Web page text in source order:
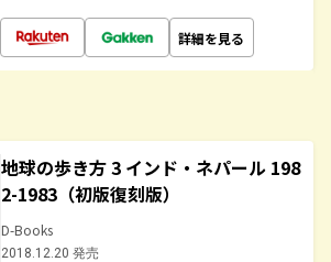
詳細を見る
地球の歩き方 3 インド・ネパール 198
2-1983（初版復刻版）
D-Books
2018.12.20 発売